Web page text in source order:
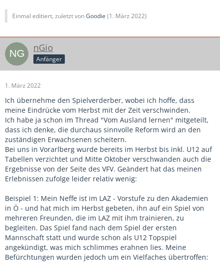
Einmal editiert, zuletzt vonGoodie (1. März 2022)
nGio
Anfänger
1. März 2022
Ich übernehme den Spielverderber, wobei ich hoffe, dass
meine Eindrücke vom Herbst mit der Zeit verschwinden.
Ich habe ja schon im Thread "Vom Ausland lernen" mitgeteilt,
dass ich denke, die durchaus sinnvolle Reform wird an den
zuständigen Erwachsenen scheitern.
Bei uns in Vorarlberg wurde bereits im Herbst bis inkl. U12 auf
Tabellen verzichtet und Mitte Oktober verschwanden auch die
Ergebnisse von der Seite des VFV. Geändert hat das meinen
Erlebnissen zufolge leider relativ wenig:
Beispiel 1: Mein Neffe ist im LAZ - Vorstufe zu den Akademien
in Ö - und hat mich im Herbst gebeten, ihn auf ein Spiel von
mehreren Freunden, die im LAZ mit ihm trainieren, zu
begleiten. Das Spiel fand nach dem Spiel der ersten
Mannschaft statt und wurde schon als U12 Topspiel
angekündigt, was mich schlimmes erahnen lies. Meine
Befürchtungen wurden jedoch um ein Vielfaches übertroffen: